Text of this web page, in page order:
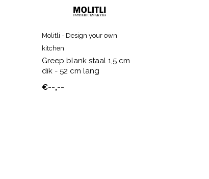
Molitli - Design your own
kitchen
Greep blank staal 1,5 cm
dik - 52 cm lang
€--,--